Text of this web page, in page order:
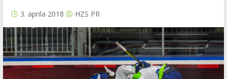
3. aprila 2018 HZS PR